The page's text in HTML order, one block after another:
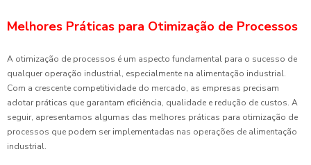
Melhores Práticas para Otimização de Processos
A otimização de processos é um aspecto fundamental para o sucesso de
qualquer operação industrial, especialmente na alimentação industrial.
Com a crescente competitividade do mercado, as empresas precisam
adotar práticas que garantam eficiência, qualidade e redução de custos. A
seguir, apresentamos algumas das melhores práticas para otimização de
processos que podem ser implementadas nas operações de alimentação
industrial.